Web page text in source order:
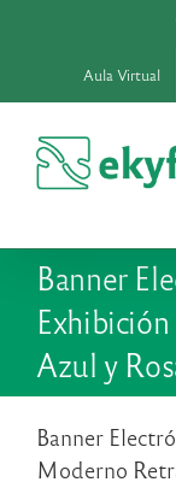
Aula Virtual
Banner
Azul y
Banner
Moderno